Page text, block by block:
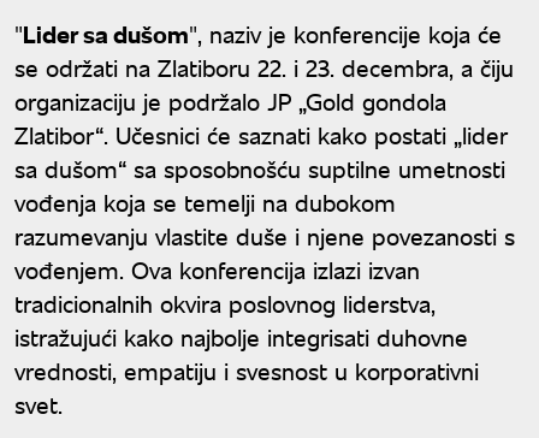
"Lider sa dušom", naziv je konferencije koja će
se održati na Zlatiboru 22. i 23. decembra, a čiju
organizaciju je podržalo JP „Gold gondola
Zlatibor“. Učesnici će saznati kako postati „lider
sa dušom“ sa sposobnošću suptilne umetnosti
vođenja koja se temelji na dubokom
razumevanju vlastite duše i njene povezanosti s
vođenjem. Ova konferencija izlazi izvan
tradicionalnih okvira poslovnog liderstva,
istražujući kako najbolje integrisati duhovne
vrednosti, empatiju i svesnost u korporativni
svet.